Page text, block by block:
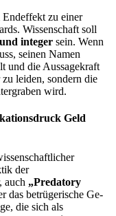
zu einer
Wissenschaft soll
integer sein. Wenn
seinen Namen
und die Aussagekraft
leiden, sondern die
wird.
Geld
der
auch „Predatory
das betrügerische Ge­
die sich als